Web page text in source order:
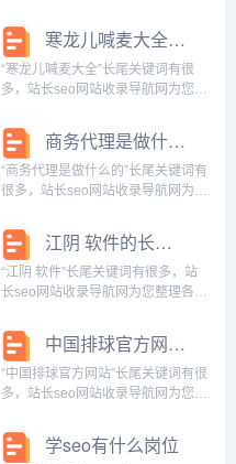
关键词： 百度的相关长尾关键词：
农村淘宝招募,农村淘宝招募报名入
口,农村淘宝加入报名,淘宝加入村淘
有...
寒龙儿喊麦大全的长尾关键词有哪些
“寒龙儿喊麦大全”长尾关键词有很
多，站长seo网站收录导航网为您整
词： 百度的相关长尾关键词：寒龙
儿喊麦大全视频,mc寒龙儿,寒龙的
歌,主播寒龙儿,yy寒龙儿为啥退网,寒
龙...
商务代理是做什么的的长尾关键词有什么
“商务代理是做什么的”长尾关键词有
很多，站长seo网站收录导航网为您
词： 百度的相关长尾关键词：商务
代办是干嘛的,商务代办服务是什么
意思,商务代办员是干嘛的,商务代办
服务...
江阴 软件的长尾关键词有什么
“江阴 软件”长尾关键词有很多，站
长seo网站收录导航网为您整理各个
的相关长尾关键词：江阴 软件园 王
松 违法,江阴软件园有哪些公司,江阴
软件园,江阴软件园招聘信息,江...
中国排球官方网站的长尾关键词有什么
“中国排球官方网站”长尾关键词有很
多，站长seo网站收录导航网为您整
词： 百度的相关长尾关键词：中国
排球官方网站首页,中国排球官方网
学seo有什么岗位